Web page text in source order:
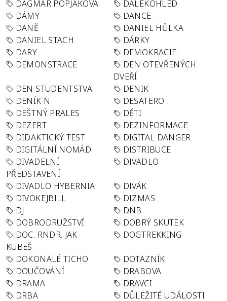
DAGMAR POPJAKOVÁ
DALEKOHLED
DÁMY
DANCE
DANĚ
DANIEL HŮLKA
DANIEL STACH
DÁRKY
DARY
DEMOKRACIE
DEMONSTRACE
DEN OTEVŘENÝCH
DVEŘÍ
DEN STUDENTSTVA
DENIK
DENÍK N
DESATERO
DEŠTNÝ PRALES
DĚTI
DEZERT
DEZINFORMACE
DIDAKTICKÝ TEST
DIGITAL DANGER
DIGITÁLNÍ NOMÁD
DISTRIBUCE
DIVADELNÍ
PŘEDSTAVENÍ
DIVADLO
DIVADLO HYBERNIA
DIVÁK
DIVOKEJBILL
DIZMAS
DJ
DNB
DOBRODRUŽSTVÍ
DOBRÝ SKUTEK
DOC. RNDR. JAK
KUBEŠ
DOGTREKKING
DOKONALÉ TICHO
DOTAZNÍK
DOUČOVÁNÍ
DRABOVA
DRAMA
DRAVCI
DRBA
DŮLEŽITÉ UDÁLOSTI